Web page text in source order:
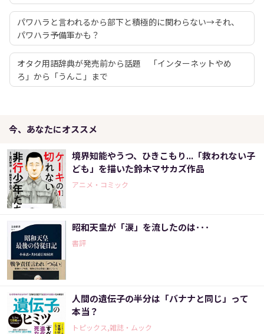
パワハラと言われるから部下と積極的に関わらない→それ、
パワハラ予備軍かも？
オタク用語辞典が発売前から話題 「インターネットやめ
ろ」から「うんこ」まで
今、あなたにオススメ
境界知能やうつ、ひきこもり...「救われない子
ども」を描いた鈴木マサカズ作品
アニメ・コミック
昭和天皇が「涙」を流したのは･･･
書評
人間の遺伝子の半分は「バナナと同じ」って
本当？
トピックス,雑誌・ムック